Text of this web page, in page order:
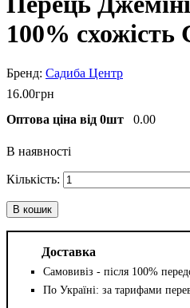
100%
Садиба Центр
16.00грн
Оптова ціна від 0шт
0.00
В наявності
В кошик
Доставка
Самовивіз - після 100%
По Україні: за тарифами